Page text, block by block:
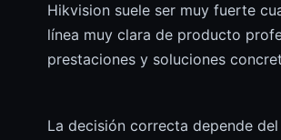
Hikvision suele ser muy fuerte
línea muy clara de producto
prestaciones y soluciones
La decisión correcta depende